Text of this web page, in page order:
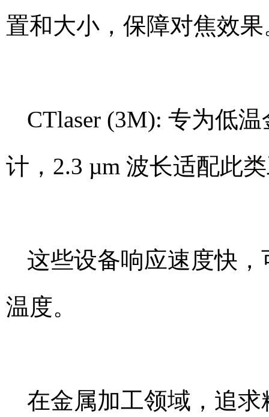
置和大小，保障对焦效果
CTlaser (3M): 专为低
计，2.3 µm 波长适配此
这些设备响应速度快
温度。
在金属加工领域，追